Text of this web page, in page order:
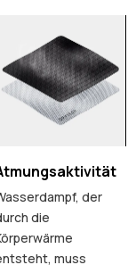
der
die
muss